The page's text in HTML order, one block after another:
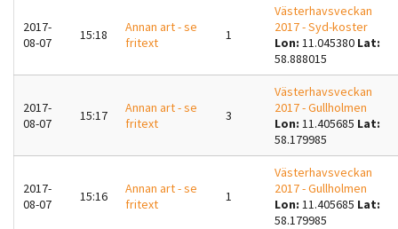
2017-
08-07
15:18
Annan art - se
fritext
1
Västerhavsveckan
2017 - Syd-koster
Lon: 11.045380 Lat:
58.888015
2017-
08-07
15:17
Annan art - se
fritext
3
Västerhavsveckan
2017 - Gullholmen
Lon: 11.405685 Lat:
58.179985
2017-
08-07
15:16
Annan art - se
fritext
1
Västerhavsveckan
2017 - Gullholmen
Lon: 11.405685 Lat:
58.179985